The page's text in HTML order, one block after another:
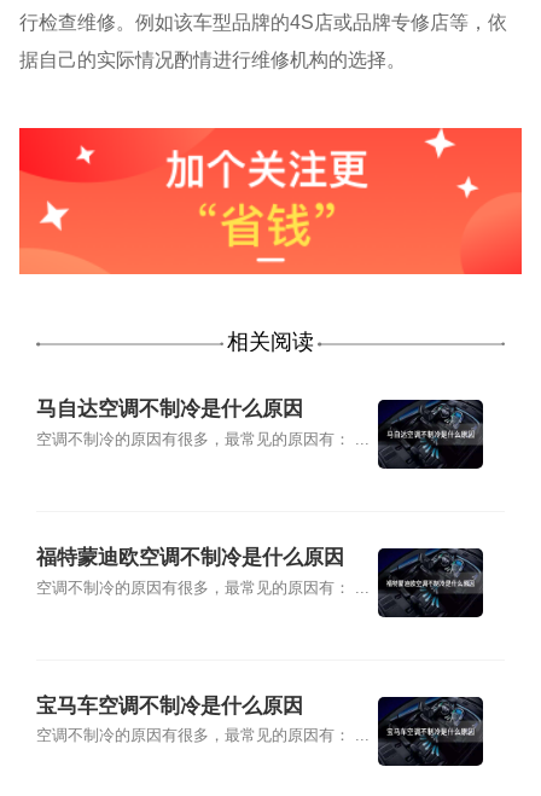
行检查维修。例如该车型品牌的4S店或品牌专修店等，依
据自己的实际情况酌情进行维修机构的选择。
相关阅读
马自达空调不制冷是什么原因
空调不制冷的原因有很多，最常见的原因有： ...
福特蒙迪欧空调不制冷是什么原因
空调不制冷的原因有很多，最常见的原因有： ...
宝马车空调不制冷是什么原因
空调不制冷的原因有很多，最常见的原因有： ...